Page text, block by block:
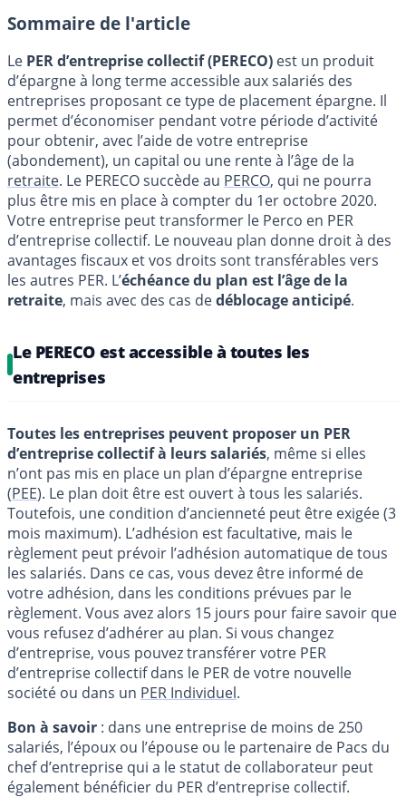
Sommaire de l'article
Le PER d’entreprise collectif (PERECO) est un produit
d’épargne à long terme accessible aux salariés des
entreprises proposant ce type de placement épargne. Il
permet d’économiser pendant votre période d’activité
pour obtenir, avec l’aide de votre entreprise
(abondement), un capital ou une rente à l’âge de la
retraite. Le PERECO succède au PERCO, qui ne pourra
plus être mis en place à compter du 1er octobre 2020.
Votre entreprise peut transformer le Perco en PER
d’entreprise collectif. Le nouveau plan donne droit à des
avantages fiscaux et vos droits sont transférables vers
les autres PER. L’échéance du plan est l’âge de la
retraite, mais avec des cas dedéblocage anticipé.
Le PERECO est accessible à toutes les
entreprises
Toutes les entreprises peuvent proposer un PER
d’entreprise collectif à leurs salariés, même si elles
n’ont pas mis en place un plan d’épargne entreprise
(PEE). Le plan doit être est ouvert à tous les salariés.
Toutefois, une condition d’ancienneté peut être exigée (3
mois maximum). L’adhésion est facultative, mais le
règlement peut prévoir l’adhésion automatique de tous
les salariés. Dans ce cas, vous devez être informé de
votre adhésion, dans les conditions prévues par le
règlement. Vous avez alors 15 jours pour faire savoir que
vous refusez d’adhérer au plan. Si vous changez
d’entreprise, vous pouvez transférer votre PER
d’entreprise collectif dans le PER de votre nouvelle
société ou dans un PER Individuel.
Bon à savoir : dans une entreprise de moins de 250
salariés, l’époux ou l’épouse ou le partenaire de Pacs du
chef d’entreprise qui a le statut de collaborateur peut
également bénéficier du PER d’entreprise collectif.